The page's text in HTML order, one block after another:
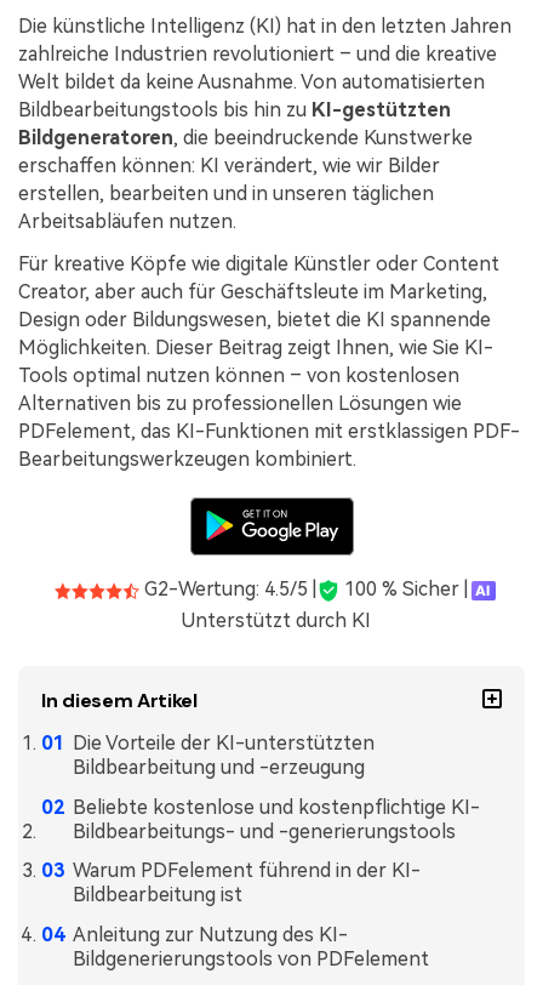
PDF-Daten extrahieren
PDF freigeben
eSign PDFs rechtmäßig
Branchen
Bildung
IT-Dienstleistung
Rechtliches
Gesundheitswesen
Finanzen
Was ist NEU
Benutzerhandbuch
PDFelement für Windows
PDFelement für Mac
PDFelement für Android
Mehr erfahren
Bewertungen
Sehen Sie, was unsere Nutzer sagen.
Kostenlose PDF-Vorlagen
Download-Zentrum
Die künstliche Intelligenz (KI) hat in den letzten Jahren
zahlreiche Industrien revolutioniert – und die kreative
Welt bildet da keine Ausnahme. Von automatisierten
Bildbearbeitungstools bis hin zu KI-gestützten
Bildgeneratoren, die beeindruckende Kunstwerke
erschaffen können: KI verändert, wie wir Bilder
erstellen, bearbeiten und in unseren täglichen
Arbeitsabläufen nutzen.
Für kreative Köpfe wie digitale Künstler oder Content
Creator, aber auch für Geschäftsleute im Marketing,
Design oder Bildungswesen, bietet die KI spannende
Möglichkeiten. Dieser Beitrag zeigt Ihnen, wie Sie KI-
Tools optimal nutzen können – von kostenlosen
Alternativen bis zu professionellen Lösungen wie
PDFelement, das KI-Funktionen mit erstklassigen PDF-
Bearbeitungswerkzeugen kombiniert.
G2-Wertung: 4.5/5 |
100 % Sicher |
Unterstützt durch KI
In diesem Artikel
Die Vorteile der KI-unterstützten
Bildbearbeitung und -erzeugung
Beliebte kostenlose und kostenpflichtige KI-
Bildbearbeitungs- und -generierungstools
Warum PDFelement führend in der KI-
Bildbearbeitung ist
Anleitung zur Nutzung des KI-
Bildgenerierungstools von PDFelement